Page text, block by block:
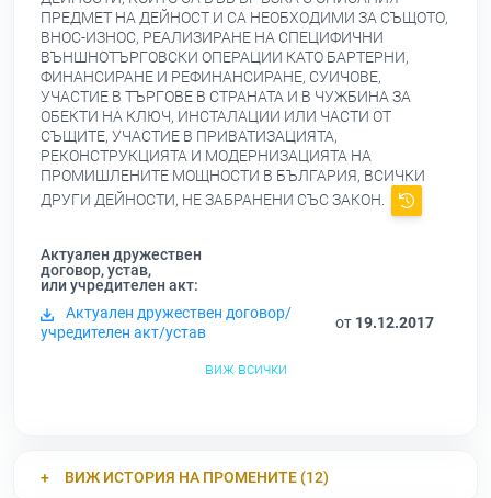
ПРЕДМЕТ НА ДЕЙНОСТ И СА НЕОБХОДИМИ ЗА СЪЩОТО,
ВНОС-ИЗНОС, РЕАЛИЗИРАНЕ НА СПЕЦИФИЧНИ
ВЪНШНОТЪРГОВСКИ ОПЕРАЦИИ КАТО БАРТЕРНИ,
ФИНАНСИРАНЕ И РЕФИНАНСИРАНЕ, СУИЧОВЕ,
УЧАСТИЕ В ТЪРГОВЕ В СТРАНАТА И В ЧУЖБИНА ЗА
ОБЕКТИ НА КЛЮЧ, ИНСТАЛАЦИИ ИЛИ ЧАСТИ ОТ
СЪЩИТЕ, УЧАСТИЕ В ПРИВАТИЗАЦИЯТА,
РЕКОНСТРУКЦИЯТА И МОДЕРНИЗАЦИЯТА НА
ПРОМИШЛЕНИТЕ МОЩНОСТИ В БЪЛГАРИЯ, ВСИЧКИ
ДРУГИ ДЕЙНОСТИ, НЕ ЗАБРАНЕНИ СЪС ЗАКОН.
Актуален дружествен
договор, устав,
или учредителен акт:
Актуален дружествен договор/
учредителен акт/устав
от 19.12.2017
виж всички
ВИЖ ИСТОРИЯ НА ПРОМЕНИТЕ (12)